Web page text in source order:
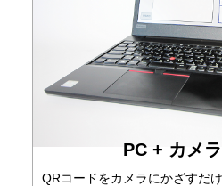
PC + カメ
QRコードをカメラにかざすだ